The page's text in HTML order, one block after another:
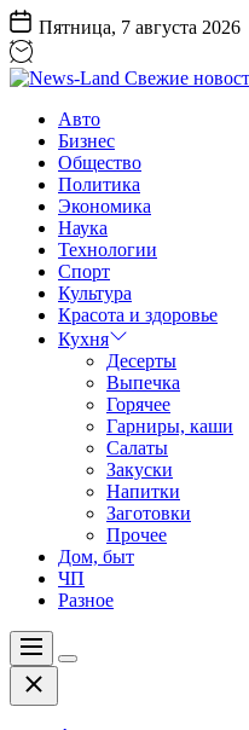
Перейти
к
содержанию
Пятница, 7 августа 2026
Land
Свежие
новости,
сводки
прогнозы
Авто
Бизнес
Общество
Политика
Экономика
Наука
Технологии
Спорт
Культура
Красота и здоровье
Кухня
Десерты
Выпечка
Горячее
Гарниры, каши
Салаты
Закуски
Напитки
Заготовки
Прочее
Дом, быт
ЧП
Разное
Меню
Цвет
Закрыть